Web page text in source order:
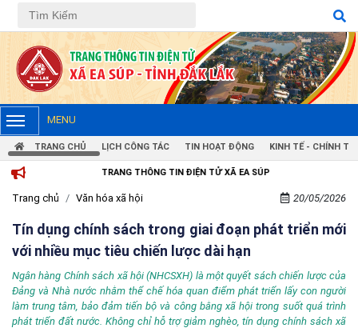
MENU
TRANG CHỦ LỊCH CÔNG TÁC TIN HOẠT ĐỘNG KINH TẾ - CHÍNH TRỊ
TRANG THÔNG TIN ĐIỆN TỬ XÃ EA SÚP
Trang chủ Văn hóa xã hội 20/05/2026
Tín dụng chính sách trong giai đoạn phát triển mới
với nhiều mục tiêu chiến lược dài hạn
Ngân hàng Chính sách xã hội (NHCSXH) là một quyết sách chiến lược của
Đảng và Nhà nước nhằm thể chế hóa quan điểm phát triển lấy con người
làm trung tâm, bảo đảm tiến bộ và công bằng xã hội trong suốt quá trình
phát triển đất nước. Không chỉ hỗ trợ giảm nghèo, tín dụng chính sách xã